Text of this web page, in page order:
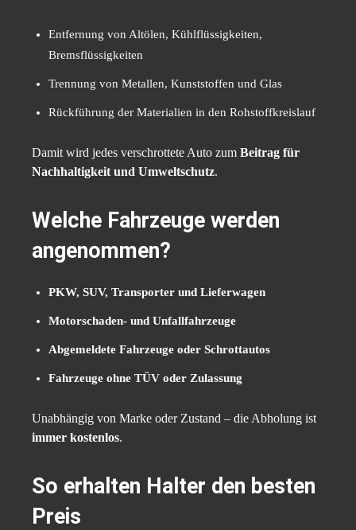
Entfernung von Altölen, Kühlflüssigkeiten,
Bremsflüssigkeiten
Trennung von Metallen, Kunststoffen und Glas
Rückführung der Materialien in den Rohstoffkreislauf
Damit wird jedes verschrottete Auto zum Beitrag für
Nachhaltigkeit und Umweltschutz.
Welche Fahrzeuge werden
angenommen?
PKW, SUV, Transporter und Lieferwagen
Motorschaden- und Unfallfahrzeuge
Abgemeldete Fahrzeuge oder Schrottautos
Fahrzeuge ohne TÜV oder Zulassung
Unabhängig von Marke oder Zustand – die Abholung ist
immer kostenlos.
So erhalten Halter den besten
Preis